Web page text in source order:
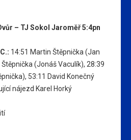
– TJ Sokol Jaroměř 5:4pn
14:51 Martin Štěpnička (Jan
(Jonáš Vaculík), 28:39
53:11 David Konečný
nájezd Karel Horký